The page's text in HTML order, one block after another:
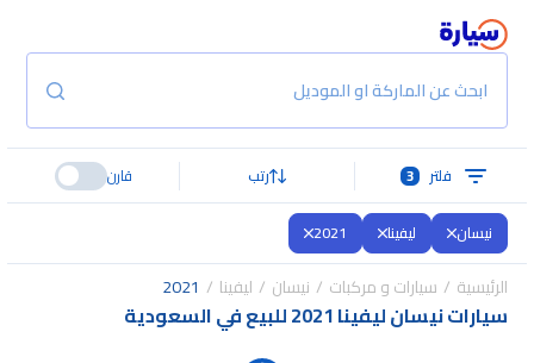
ابحث عن الماركة او الموديل
فلتر 3 رتب قارن
نيسان ليفينا 2021
الرئيسية سيارات و مركبات نيسان ليفينا 2021
سيارات نيسان ليفينا 2021 للبيع في السعودية